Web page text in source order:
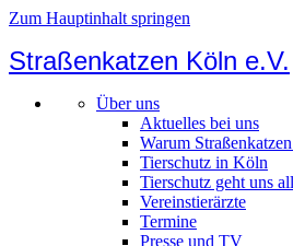
Zum Hauptinhalt springen
Straßenkatzen Köln e.V.
Über uns
Aktuelles bei uns
Warum
Tierschutz in Köln
Tierschutz geht uns
Vereinstierärzte
Termine
Presse und TV